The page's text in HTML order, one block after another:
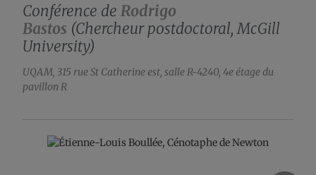
Conférence deRodrigo
Bastos (Chercheur postdoctoral, McGill
University)
UQAM, 315 rue St Catherine est, salle R-4240, 4e étage du
pavillon R